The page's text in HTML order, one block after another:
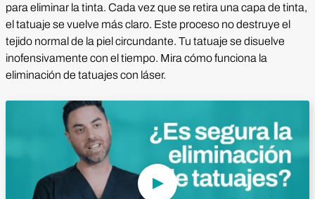
para eliminar la tinta. Cada vez que se retira una capa de tinta,
el tatuaje se vuelve más claro. Este proceso no destruye el
tejido normal de la piel circundante. Tu tatuaje se disuelve
inofensivamente con el tiempo. Mira cómo funciona la
eliminación de tatuajes con láser.